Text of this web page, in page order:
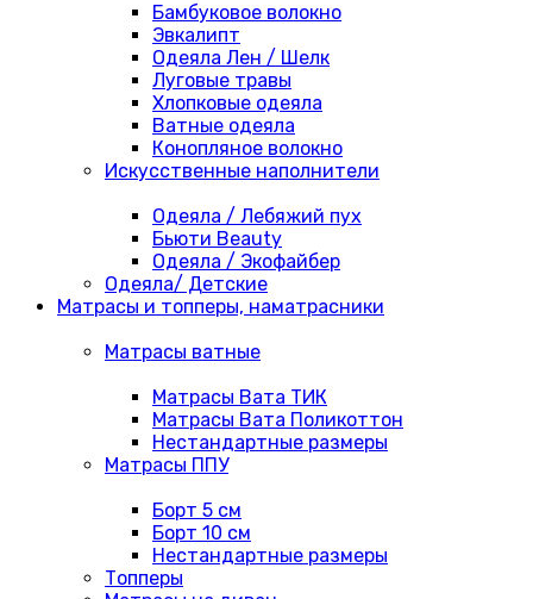
Бамбуковое волокно
Эвкалипт
Одеяла Лен / Шелк
Луговые травы
Хлопковые одеяла
Ватные одеяла
Конопляное волокно
Искусственные наполнители
Одеяла / Лебяжий пух
Бьюти Beauty
Одеяла / Экофайбер
Одеяла/ Детские
Матрасы и топперы, наматрасники
Матрасы ватные
Матрасы Вата ТИК
Матрасы Вата Поликоттон
Нестандартные размеры
Матрасы ППУ
Борт 5 см
Борт 10 см
Нестандартные размеры
Топперы